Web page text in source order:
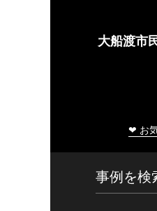
大船渡市
❤ お
事例を検